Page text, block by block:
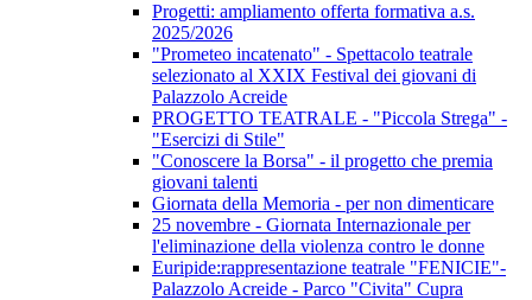
Progetti: ampliamento offerta formativa a.s.
2025/2026
"Prometeo incatenato" - Spettacolo teatrale
selezionato al XXIX Festival dei giovani di
Palazzolo Acreide
PROGETTO TEATRALE - "Piccola Strega" -
"Esercizi di Stile"
"Conoscere la Borsa" - il progetto che premia
giovani talenti
Giornata della Memoria - per non dimenticare
25 novembre - Giornata Internazionale per
l'eliminazione della violenza contro le donne
Euripide:rappresentazione teatrale "FENICIE"-
Palazzolo Acreide - Parco "Civita" Cupra